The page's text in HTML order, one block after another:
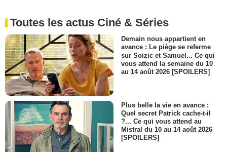
Toutes les actus Ciné & Séries
Demain nous appartient en
avance : Le piège se referme
sur Soizic et Samuel... Ce qui
vous attend la semaine du 10
au 14 août 2026 [SPOILERS]
Plus belle la vie en avance :
Quel secret Patrick cache-t-il
?... Ce qui vous attend au
Mistral du 10 au 14 août 2026
[SPOILERS]